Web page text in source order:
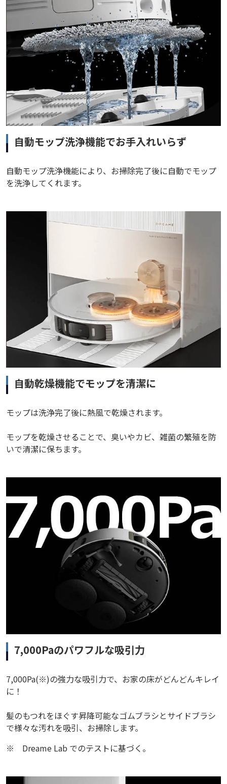
自動モップ洗浄機能でお手入れいらず
自動モップ洗浄機能により、お掃除完了後に自動でモップ
を洗浄してくれます。
自動乾燥機能でモップを清潔に
モップは洗浄完了後に熱風で乾燥されます。
モップを乾燥させることで、臭いやカ​​ビ、雑菌の繁殖を防
いで清潔に保ちます。
7,000Paのパワフルな吸引力
7,000Pa(※)の強力な吸引力で、お家の床がどんどんキレイ
に！
髪のもつれをほぐす昇降可能なゴムブラシとサイドブラシ
で様々な汚れを吸引、お掃除します。
※
Dreame Lab でのテストに基づく。